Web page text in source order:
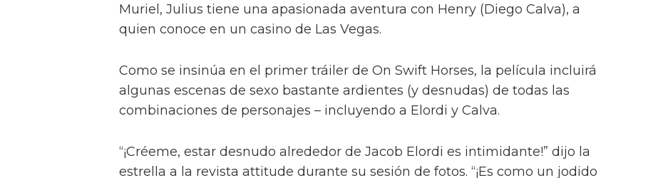
Muriel, Julius tiene una apasionada aventura con Henry (Diego Calva), a
quien conoce en un casino de Las Vegas.
Como se insinúa en el primer tráiler de On Swift Horses, la película incluirá
algunas escenas de sexo bastante ardientes (y desnudas) de todas las
combinaciones de personajes – incluyendo a Elordi y Calva.
“¡Créeme, estar desnudo alrededor de Jacob Elordi es intimidante!” dijo la
estrella a la revista attitude durante su sesión de fotos. “¡Es como un jodido